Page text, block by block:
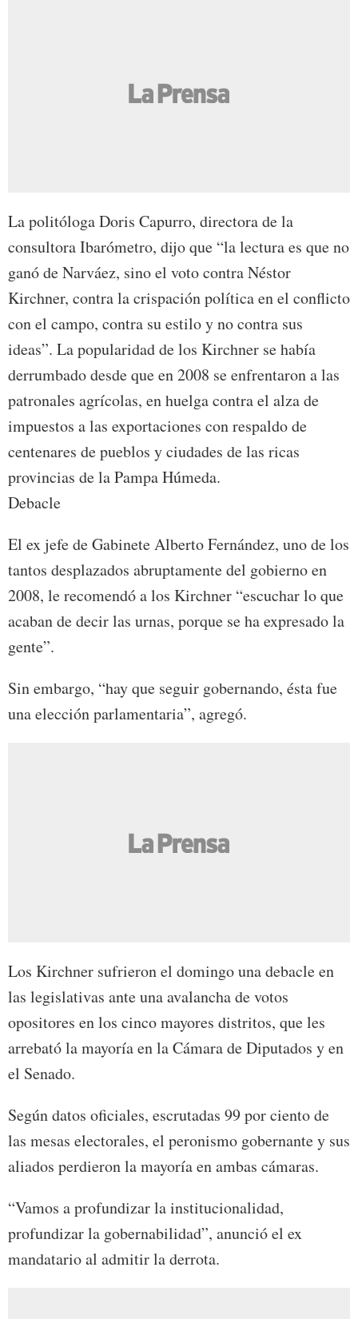
La politóloga Doris Capurro, directora de la
consultora Ibarómetro, dijo que “la lectura es que no
ganó de Narváez, sino el voto contra Néstor
Kirchner, contra la crispación política en el conflicto
con el campo, contra su estilo y no contra sus
ideas”. La popularidad de los Kirchner se había
derrumbado desde que en 2008 se enfrentaron a las
patronales agrícolas, en huelga contra el alza de
impuestos a las exportaciones con respaldo de
centenares de pueblos y ciudades de las ricas
provincias de la Pampa Húmeda.
Debacle
El ex jefe de Gabinete Alberto Fernández, uno de los
tantos desplazados abruptamente del gobierno en
2008, le recomendó a los Kirchner “escuchar lo que
acaban de decir las urnas, porque se ha expresado la
gente”.
Sin embargo, “hay que seguir gobernando, ésta fue
una elección parlamentaria”, agregó.
Los Kirchner sufrieron el domingo una debacle en
las legislativas ante una avalancha de votos
opositores en los cinco mayores distritos, que les
arrebató la mayoría en la Cámara de Diputados y en
el Senado.
Según datos oficiales, escrutadas 99 por ciento de
las mesas electorales, el peronismo gobernante y sus
aliados perdieron la mayoría en ambas cámaras.
“Vamos a profundizar la institucionalidad,
profundizar la gobernabilidad”, anunció el ex
mandatario al admitir la derrota.